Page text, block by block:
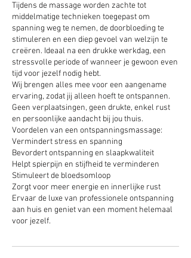
Tijdens de massage worden zachte tot
middelmatige technieken toegepast om
spanning weg te nemen, de doorbloeding te
stimuleren en een diep gevoel van welzijn te
creëren. Ideaal na een drukke werkdag, een
stressvolle periode of wanneer je gewoon even
tijd voor jezelf nodig hebt.
Wij brengen alles mee voor een aangename
ervaring, zodat jij alleen hoeft te ontspannen.
Geen verplaatsingen, geen drukte, enkel rust
en persoonlijke aandacht bij jou thuis.
Voordelen van een ontspanningsmassage:
Vermindert stress en spanning
Bevordert ontspanning en slaapkwaliteit
Helpt spierpijn en stijfheid te verminderen
Stimuleert de bloedsomloop
Zorgt voor meer energie en innerlijke rust
Ervaar de luxe van professionele ontspanning
aan huis en geniet van een moment helemaal
voor jezelf.